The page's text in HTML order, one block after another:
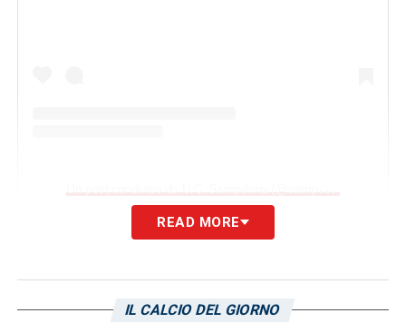
blucerchiate
della SampdoriaWomen convocate in
READ MORE
IL CALCIO DEL GIORNO